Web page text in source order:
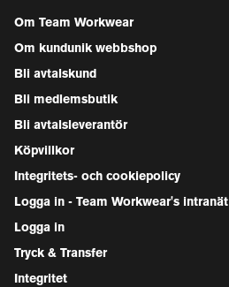
Om Team Workwear
Om kundunik webbshop
Bli avtalskund
Bli medlemsbutik
Bli avtalsleverantör
Köpvillkor
Integritets- och cookiepolicy
Logga in - Team Workwear's intranät
Logga in
Tryck & Transfer
Integritet